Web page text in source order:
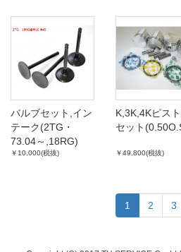
バルブセット,イン
テーク(2TG・
73.04～,18RG)
Φ45
￥10,000(税抜)
K,3K,4Kピス
セット
￥49,800(税抜)
1 2 3